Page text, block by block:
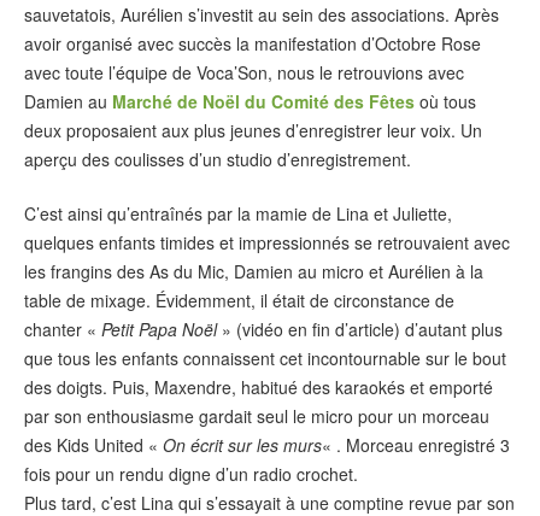
sauvetatois, Aurélien s’investit au sein des associations. Après
avoir organisé avec succès la manifestation d’Octobre Rose
avec toute l’équipe de Voca’Son, nous le retrouvions avec
Damien au Marché de Noël du Comité des Fêtes où tous
deux proposaient aux plus jeunes d’enregistrer leur voix. Un
aperçu des coulisses d’un studio d’enregistrement.
C’est ainsi qu’entraînés par la mamie de Lina et Juliette,
quelques enfants timides et impressionnés se retrouvaient avec
les frangins des As du Mic, Damien au micro et Aurélien à la
table de mixage. Évidemment, il était de circonstance de
chanter « Petit Papa Noël» (vidéo en fin d’article) d’autant plus
que tous les enfants connaissent cet incontournable sur le bout
des doigts. Puis, Maxendre, habitué des karaokés et emporté
par son enthousiasme gardait seul le micro pour un morceau
des Kids United « On écrit sur les murs« . Morceau enregistré 3
fois pour un rendu digne d’un radio crochet.
Plus tard, c’est Lina qui s’essayait à une comptine revue par son